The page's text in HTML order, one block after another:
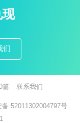
们
篇 联系我们
52011302004797号